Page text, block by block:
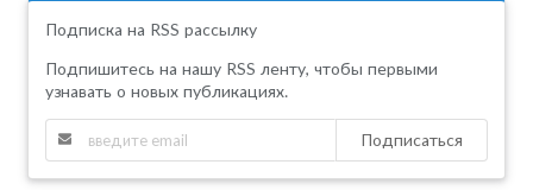
Подписка на RSS рассылку
Подпишитесь на нашу RSS ленту, чтобы первыми
узнавать о новых публикациях.
Подписаться